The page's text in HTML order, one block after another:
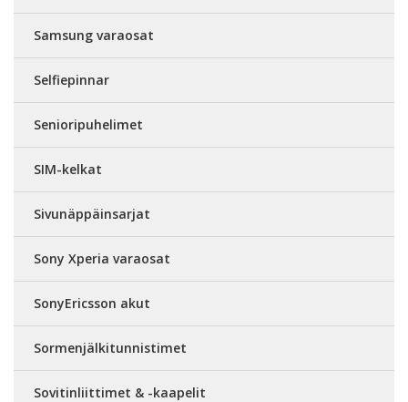
Samsung varaosat
Selfiepinnar
Senioripuhelimet
SIM-kelkat
Sivunäppäinsarjat
Sony Xperia varaosat
SonyEricsson akut
Sormenjälkitunnistimet
Sovitinliittimet & -kaapelit